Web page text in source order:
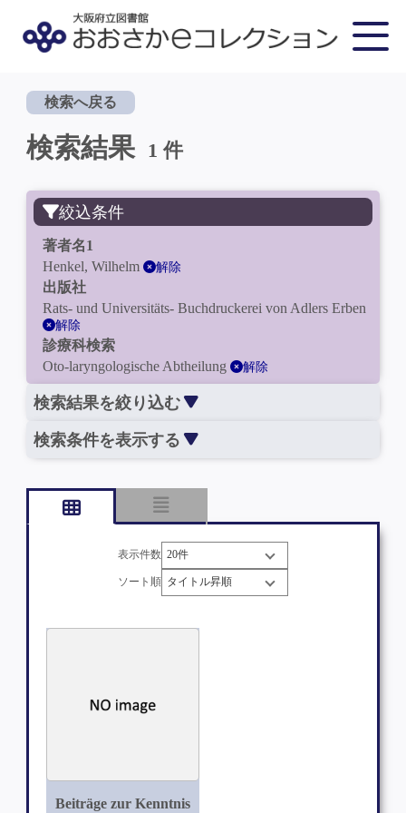
検索へ戻る
検索結果 1 件
絞込条件
著者名1
Henkel, Wilhelm
解除
出版社
Rats- und Universitäts- Buchdruckerei von Adlers Erben
解除
診療科検索
Oto-laryngologische Abtheilung
解除
検索結果を絞り込む
検索条件を表示する
表示件数
ソート順
Beiträge zur Kenntnis